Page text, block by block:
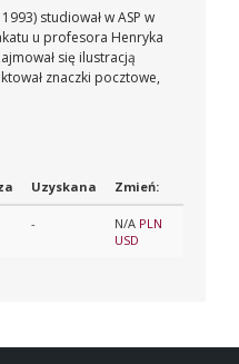
studiował w ASP w
u profesora Henryka
się ilustracją
znaczki pocztowe,
Uzyskana Zmień:
- N/A PLN
USD